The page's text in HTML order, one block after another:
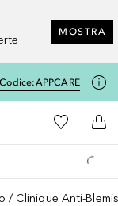
MOSTRA
Codice:APPCARE
HomeAlla Mia
Al
Clinique Anti-